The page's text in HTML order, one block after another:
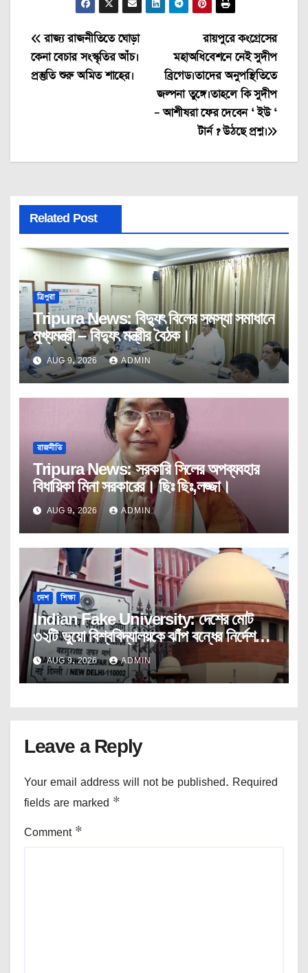
Post
navigation
রায়পুরে কংগ্রেসের
মহাঅধিবেশনে নেই সুদীপ
ব্রিগেড।তাদের অনুপস্থিতিতে
জল্পনা তুঙ্গে।তাহলে কি সুদীপ
– আশীষরা ফের দেবেন ‘ ইউ ‘
টার্ন ? উঠছে প্রশ্ন।
রাজ্য রাজনীতিতে ঘোড়া
কেনা বেচার সংস্কৃতির আঁচ।
প্রস্তুতি শুরু অমিত শাহের।
Related Post
ত্রিপুরা
Tripura News: বিদ্যুৎ বিলের সমস্যা সমাধানে
মুখ্যমন্ত্রী – বিদ্যুৎ মন্ত্রীর বৈঠক।
AUG 9, 2026 ADMIN
রাজনীতি
Tripura News: সরকারি সিলের অপব্যবহার
বিধায়িকা মিনা সরকারের। ছিঃ ছিঃ,লজ্জা।
AUG 9, 2026 ADMIN
দেশ শিক্ষা
Indian Fake University: দেশের মোট
৩২টি ভুয়ো বিশ্ববিদ্যালয়কে ঝাঁপ বন্ধের নির্দেশ
ইউজিসির।
AUG 9, 2026 ADMIN
Leave a Reply
Your email address will not be published. Required
fields are marked *
Comment *